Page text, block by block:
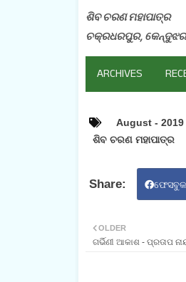
ଶିବ ଚରଣ ମହାପାତ୍ର
ଚକ୍ରଧରପୁର, କେନ୍ଦୁଝର
ARCHIVES
August - 2019
ଶିବ ଚରଣ ମହାପାତ୍ର
ଫେସବୁକ
OLDER
ଗର୍ଭିଣୀ ଆକାଶ - ପ୍ରତାପ